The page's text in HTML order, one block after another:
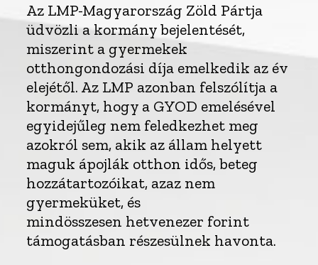
Az LMP-Magyarország Zöld Pártja
üdvözli a kormány bejelentését,
miszerint a gyermekek
otthongondozási díja emelkedik az év
elejétől. Az LMP azonban felszólítja a
kormányt, hogy a GYOD emelésével
egyidejűleg nem feledkezhet meg
azokról sem, akik az állam helyett
maguk ápojlák otthon idős, beteg
hozzátartozóikat, azaz nem
gyermeküket, és
mindösszesen hetvenezer forint
támogatásban részesülnek havonta.